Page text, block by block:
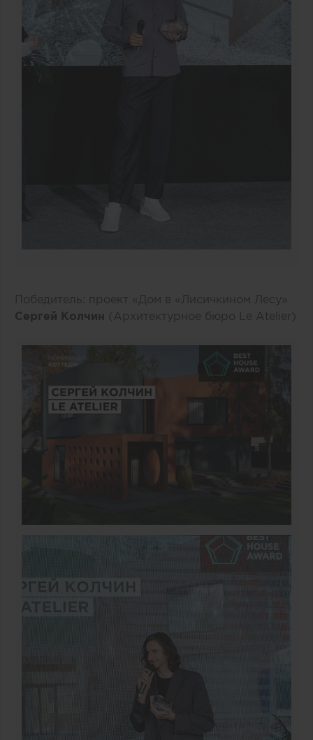
Победитель: проект «Дом в «Лисичкином Лесу»
Сергей Колчин (Архитектурное бюро Le Atelier)